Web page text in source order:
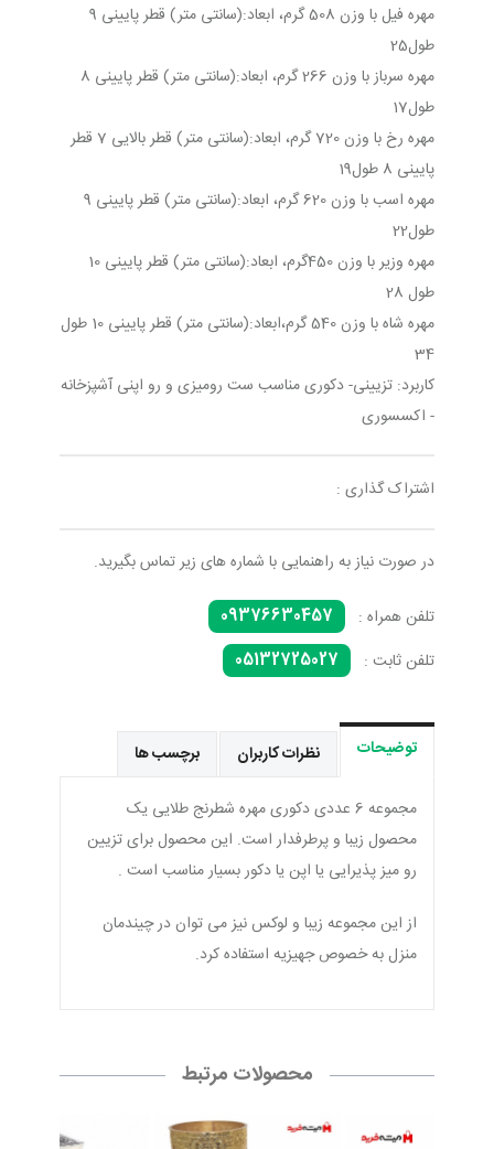
مهره فیل با وزن 508 گرم، ابعاد:(سانتی متر) قطر پایینی 9
طول25
مهره سرباز با وزن 266 گرم، ابعاد:(سانتی متر) قطر پایینی 8
طول17
مهره رخ با وزن 720 گرم، ابعاد:(سانتی متر) قطر بالایی 7 قطر
پایینی 8 طول19
مهره اسب با وزن 620 گرم، ابعاد:(سانتی متر) قطر پایینی 9
طول22
مهره وزیر با وزن 450گرم، ابعاد:(سانتی متر) قطر پایینی 10
طول 28
مهره شاه با وزن 540 گرم،ابعاد:(سانتی متر) قطر پایینی 10 طول
34
کاربرد: تزیینی- دکوری مناسب ست رومیزی و رو اپنی آشپزخانه
- اکسسوری
اشتراک گذاری :
در صورت نیاز به راهنمایی با شماره های زیر تماس بگیرید.
تلفن همراه :
09376630457
تلفن ثابت :
05132725027
توضیحات نظرات کاربران برچسب ها
مجموعه 6 عددی دکوری مهره شطرنج طلایی یک
محصول زیبا و پرطرفدار است. این محصول برای تزیین
رو میز پذیرایی یا اپن یا دکور بسیار مناسب است .
از این مجموعه زیبا و لوکس نیز می توان در چیندمان
منزل به خصوص جهیزیه استفاده کرد.
محصولات مرتبط